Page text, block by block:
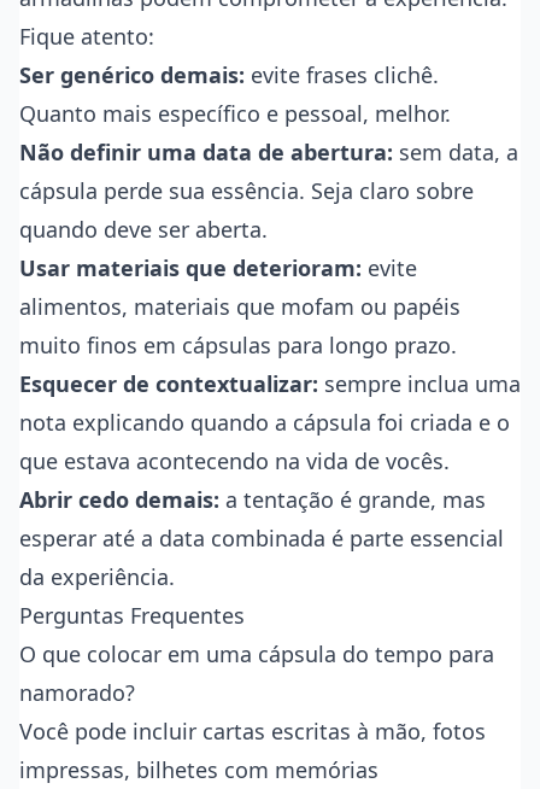
Fique atento:
Ser genérico demais: evite frases clichê.
Quanto mais específico e pessoal, melhor.
Não definir uma data de abertura: sem data, a
cápsula perde sua essência. Seja claro sobre
quando deve ser aberta.
Usar materiais que deterioram: evite
alimentos, materiais que mofam ou papéis
muito finos em cápsulas para longo prazo.
Esquecer de contextualizar: sempre inclua uma
nota explicando quando a cápsula foi criada e o
que estava acontecendo na vida de vocês.
Abrir cedo demais: a tentação é grande, mas
esperar até a data combinada é parte essencial
da experiência.
Perguntas Frequentes
O que colocar em uma cápsula do tempo para
namorado?
Você pode incluir cartas escritas à mão, fotos
impressas, bilhetes com memórias